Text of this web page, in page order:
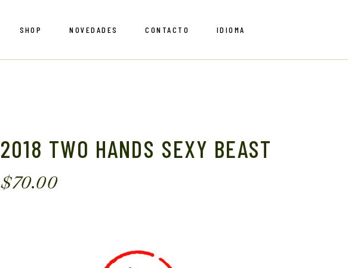
SHOP NOVEDADES CONTACTO IDIOMA
Spanish
2018 TWO HANDS SEXY BEAST
$70.00